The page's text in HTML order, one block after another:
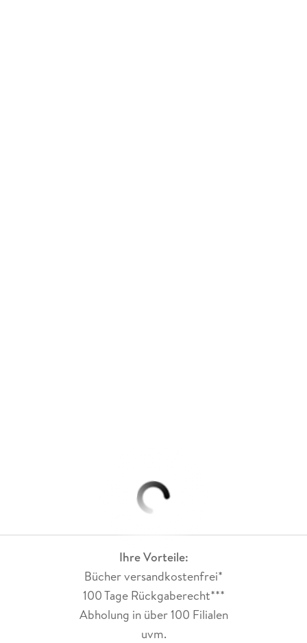
Ihre Vorteile:
Bücher versandkostenfrei*
100 Tage Rückgaberecht***
Abholung in über 100 Filialen
uvm.